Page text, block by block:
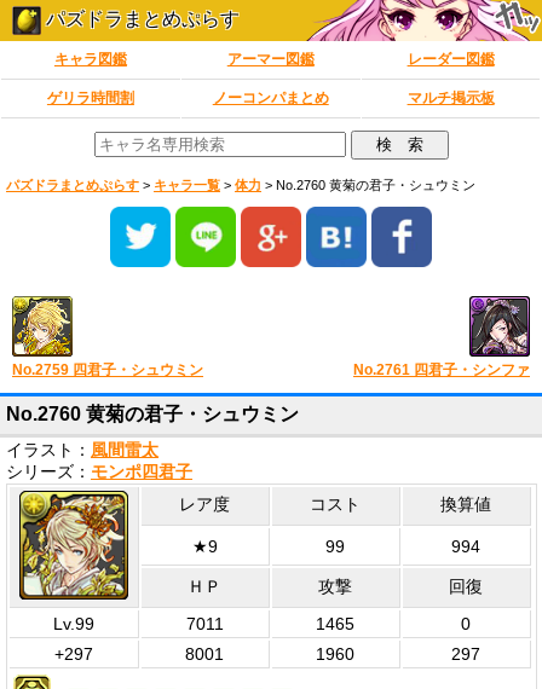
パズドラまとめぷらす
キャラ図鑑 アーマー図鑑 レーダー図鑑
ゲリラ時間割 ノーコンパまとめ マルチ掲示板
パズドラまとめぷらす > キャラ一覧 > 体力 > No.2760 黄菊の君子・シュウミン
No.2759 四君子・シュウミン No.2761 四君子・シンファ
No.2760 黄菊の君子・シュウミン
イラスト： 風間雷太
シリーズ： モンポ四君子
レア度 コスト 換算値
★9 99 994
ＨＰ 攻撃
回復
Lv.99
7011 1465
0
+297
8001 1960 297